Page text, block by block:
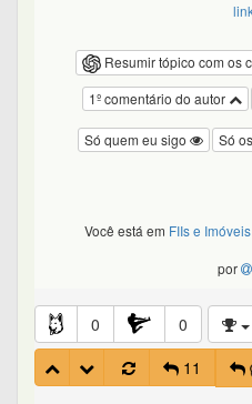
Resumir tópico com os
1º comentário do autor
Só
Só quem eu sigo
Você está em FIIs e Imóveis
por
0 0
11